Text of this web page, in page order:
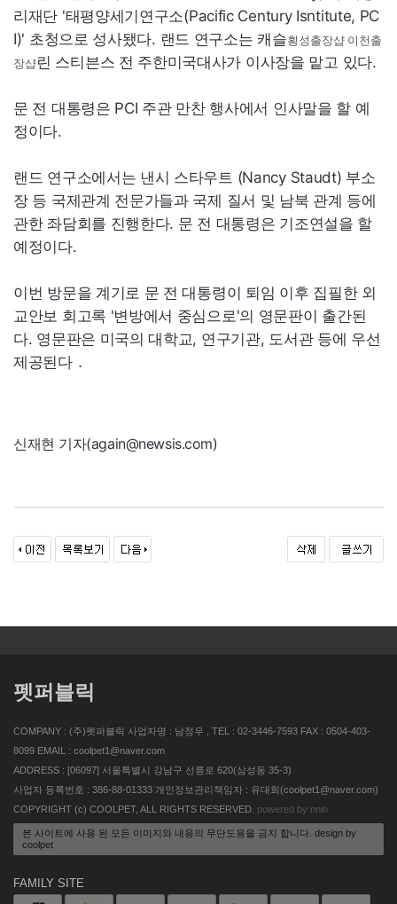
리재단 '태평양세기연구소(Pacific Century Isntitute, PC
I)' 초청으로 성사됐다. 랜드 연구소는 캐슬횡성출장샵 이천출
장샵린 스티븐스 전 주한미국대사가 이사장을 맡고 있다.
문 전 대통령은 PCI 주관 만찬 행사에서 인사말을 할 예
정이다.
랜드 연구소에서는 낸시 스타우트 (Nancy Staudt) 부소
장 등 국제관계 전문가들과 국제 질서 및 남북 관계 등에
관한 좌담회를 진행한다. 문 전 대통령은 기조연설을 할
예정이다.
이번 방문을 계기로 문 전 대통령이 퇴임 이후 집필한 외
교안보 회고록 '변방에서 중심으로'의 영문판이 출간된
다. 영문판은 미국의 대학교, 연구기관, 도서관 등에 우선
제공된다．
신재현 기자(again@newsis.com)
펫퍼블릭
COMPANY : (주)펫퍼블릭 사업자명 : 남정우 , TEL : 02-3446-7593 FAX : 0504-403-
8099 EMAIL : coolpet1@naver.com
ADDRESS : [06097] 서울특별시 강남구 선릉로 620(삼성동 35-3)
사업자 등록번호 : 386-88-01333 개인정보관리책임자 : 유대희(coolpet1@naver.com)
COPYRIGHT (c) COOLPET, ALL RIGHTS RESERVED. powered by nnin
본 사이트에 사용 된 모든 이미지와 내용의 무단도용을 금지 합니다. design by
coolpet
FAMILY SITE